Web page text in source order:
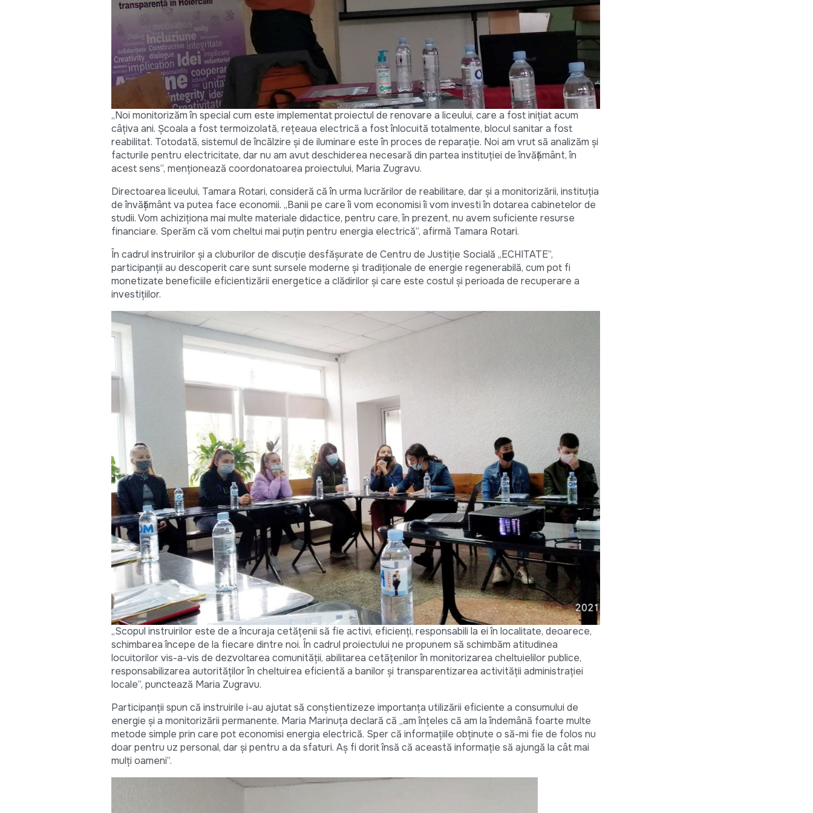
„Noi monitorizăm în special cum este implementat proiectul de renovare a liceului, care a fost inițiat acum
câțiva ani. Școala a fost termoizolată, rețeaua electrică a fost înlocuită totalmente, blocul sanitar a fost
reabilitat. Totodată, sistemul de încălzire și de iluminare este în proces de reparație. Noi am vrut să analizăm și
facturile pentru electricitate, dar nu am avut deschiderea necesară din partea instituției de învățământ, în
acest sens”, menționează coordonatoarea proiectului, Maria Zugravu.
Directoarea liceului, Tamara Rotari, consideră că în urma lucrărilor de reabilitare, dar și a monitorizării, instituția
de învățământ va putea face economii. „Banii pe care îi vom economisi îi vom investi în dotarea cabinetelor de
studii. Vom achiziționa mai multe materiale didactice, pentru care, în prezent, nu avem suficiente resurse
financiare. Sperăm că vom cheltui mai puțin pentru energia electrică”, afirmă Tamara Rotari.
În cadrul instruirilor și a cluburilor de discuție desfășurate de Centru de Justiție Socială „ECHITATE”,
participanții au descoperit care sunt sursele moderne și tradiționale de energie regenerabilă, cum pot fi
monetizate beneficiile eficientizării energetice a clădirilor și care este costul și perioada de recuperare a
investițiilor.
„Scopul instruirilor este de a încuraja cetățenii să fie activi, eficienți, responsabili la ei în localitate, deoarece,
schimbarea începe de la fiecare dintre noi. În cadrul proiectului ne propunem să schimbăm atitudinea
locuitorilor vis-a-vis de dezvoltarea comunității, abilitarea cetățenilor în monitorizarea cheltuielilor publice,
responsabilizarea autorităților în cheltuirea eficientă a banilor și transparentizarea activității administrației
locale”, punctează Maria Zugravu.
Participanții spun că instruirile i-au ajutat să conștientizeze importanța utilizării eficiente a consumului de
energie și a monitorizării permanente. Maria Marinuța declară că „am înțeles că am la îndemână foarte multe
metode simple prin care pot economisi energia electrică. Sper că informațiile obținute o să-mi fie de folos nu
doar pentru uz personal, dar și pentru a da sfaturi. Aș fi dorit însă că această informație să ajungă la cât mai
mulți oameni”.